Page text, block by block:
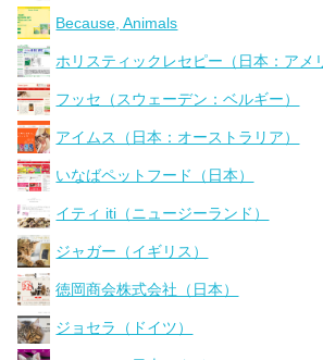
Because, Animals
ホリスティックレセピー（日本：アメ
フッセ（スウェーデン：ベルギー）
アイムス（日本：オーストラリア）
いなばペットフード（日本）
イティ iti（ニュージーランド）
ジャガー（イギリス）
徳岡商会株式会社（日本）
ジョセラ（ドイツ）